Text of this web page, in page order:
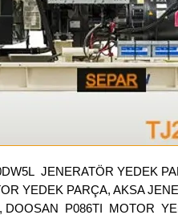
JENERATÖR YEDEK
YEDEK PARÇA, AKSA
DOOSAN P086TI MOTOR